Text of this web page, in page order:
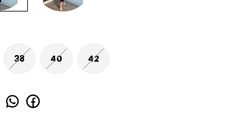
38 40 42